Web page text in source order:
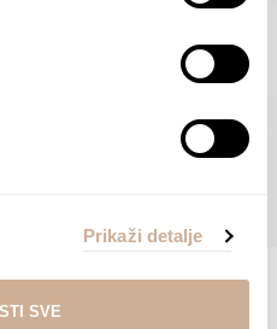
Prikaži detalje
SVE
€Raspon
od
75,00 €
do
138,00 €
ODABERI OPCIJE
U OVOJ KATEGORIJI